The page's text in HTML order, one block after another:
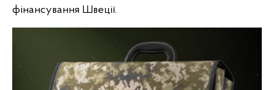
фінансування Швеції.